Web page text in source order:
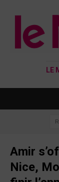
LE
Amir
Nice,